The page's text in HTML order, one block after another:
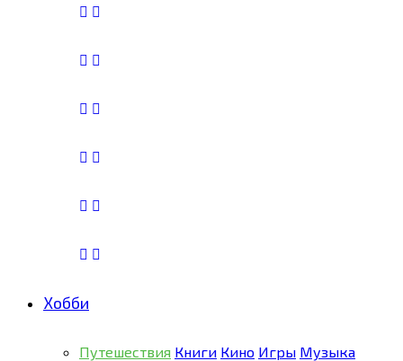
Хобби
Путешествия Книги Кино Игры Музыка